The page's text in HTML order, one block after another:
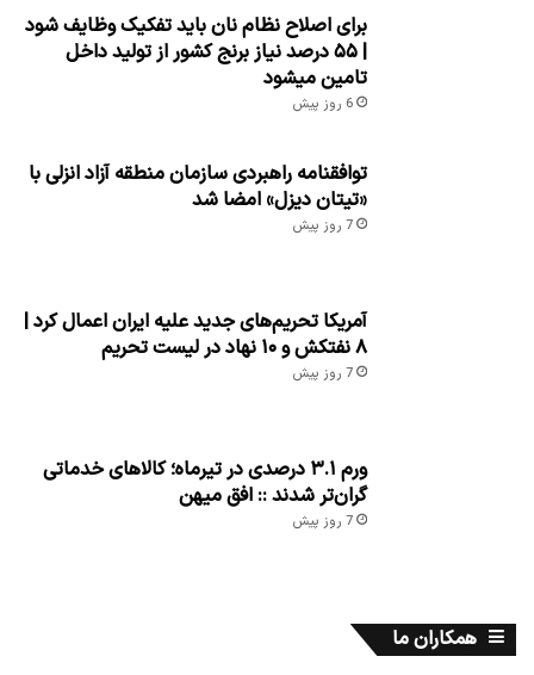
برای اصلاح نظام نان باید تفکیک وظایف شود
| ۵۵ درصد نیاز برنج کشور از تولید داخل
تامین میشود
6 روز پیش
توافقنامه راهبردی سازمان منطقه آزاد انزلی با
«تیتان دیزل» امضا شد
7 روز پیش
آمریکا تحریم‌های جدید علیه ایران اعمال کرد |
۸ نفتکش و ۱۰ نهاد در لیست تحریم
7 روز پیش
ورم ۳.۱ درصدی در تیرماه؛ کالاهای خدماتی
گران‌تر شدند :: افق میهن
7 روز پیش
همکاران ما